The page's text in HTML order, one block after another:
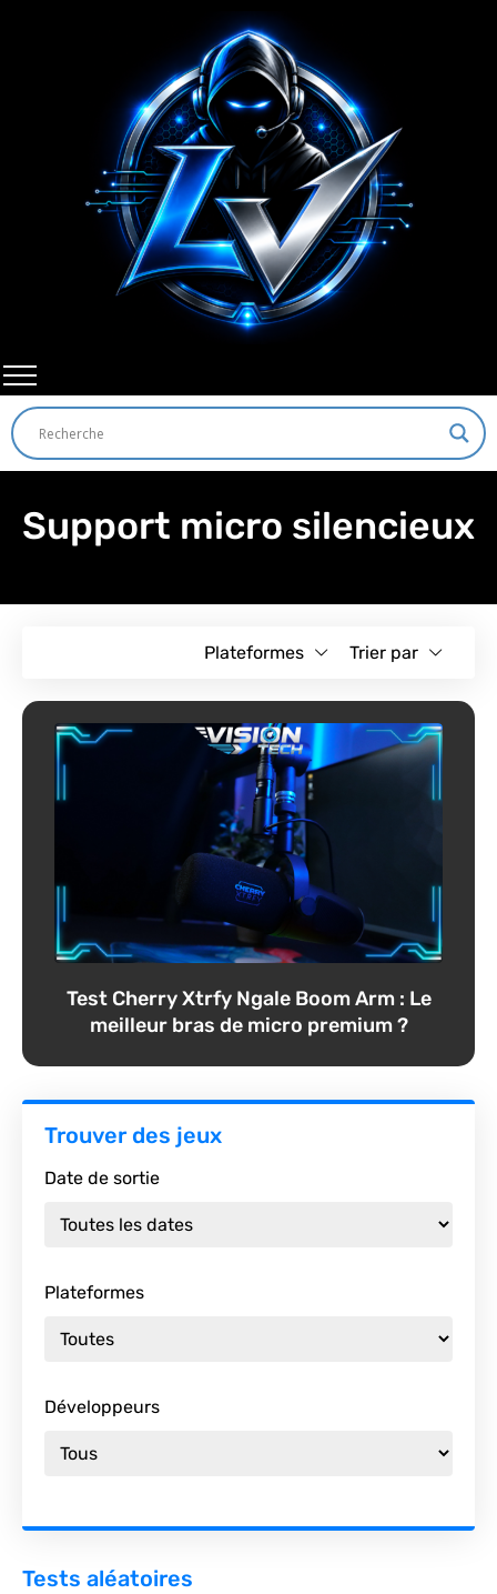
Support micro silencieux
Plateformes Trier par
Test Cherry Xtrfy Ngale Boom Arm : Le
meilleur bras de micro premium ?
Trouver des jeux
Date de sortie
Plateformes
Développeurs
Tests aléatoires